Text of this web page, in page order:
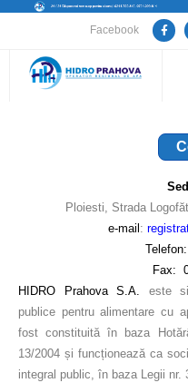
Facebook
Anunțuri lucrări / opriri apă
Utile
Guvernanță Corporativă
Informații de interes public
Ploiesti, Strada
e-mail :
Fax:
HIDRO Prahova S.A. este
publice pentru alimentare cu
fost constituită în baza
13/2004 și funcționează ca
integral public, în baza Legii